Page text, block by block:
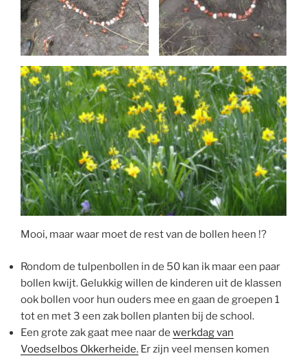
Mooi, maar waar moet de rest van de bollen heen !?
Rondom de tulpenbollen in de 50 kan ik maar een paar
bollen kwijt. Gelukkig willen de kinderen uit de klassen
ook bollen voor hun ouders mee en gaan de groepen 1
tot en met 3 een zak bollen planten bij de school.
Een grote zak gaat mee naar de werkdag van
Voedselbos Okkerheide. Er zijn veel mensen komen